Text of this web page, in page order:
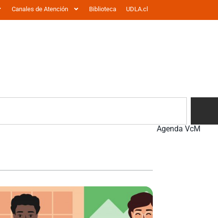
Canales de Atención Biblioteca UDLA.cl
Agenda VcM